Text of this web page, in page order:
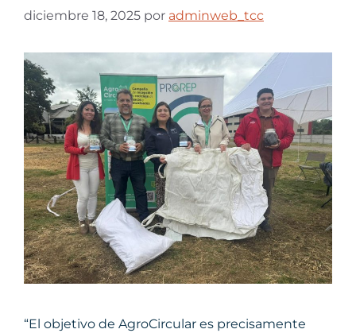
diciembre 18, 2025 por adminweb_tcc
“El objetivo de AgroCircular es precisamente